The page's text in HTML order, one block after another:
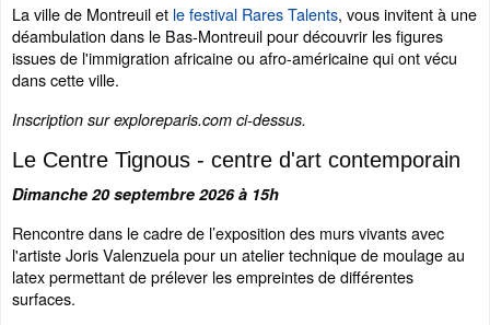
La ville de Montreuil et le festival Rares Talents, vous invitent à une
déambulation dans le Bas-Montreuil pour découvrir les figures
issues de l'immigration africaine ou afro-américaine qui ont vécu
dans cette ville.
Inscription sur exploreparis.com ci-dessus.
Le Centre Tignous - centre d'art contemporain
Dimanche 20 septembre 2026 à 15h
Rencontre dans le cadre de l’exposition des murs vivants avec
l'artiste Joris Valenzuela pour un atelier technique de moulage au
latex permettant de prélever les empreintes de différentes
surfaces.